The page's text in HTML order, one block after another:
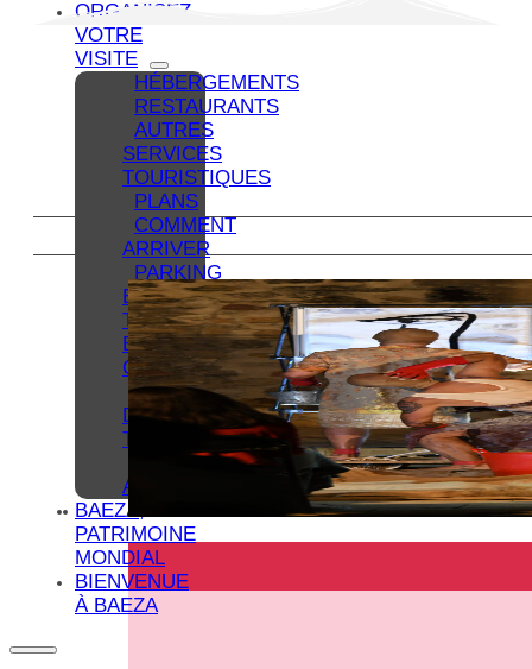
ORGANISEZ
VOTRE
VISITE
HÉBERGEMENTS
RESTAURANTS
AUTRES
SERVICES
TOURISTIQUES
PLANS
COMMENT
ARRIVER
PARKING
ET
TRANSPORTS
EN
COMMUN
OFFICE
DU
TOURISME
BAEZA
ACCESSIBLE
BAEZA,
PATRIMOINE
MONDIAL
BIENVENUE
À BAEZA